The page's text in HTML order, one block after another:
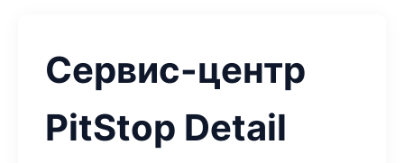
Сервис-центр
PitStop Detail